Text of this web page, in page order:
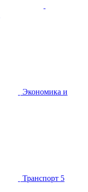
Экономика и
Транспорт 5